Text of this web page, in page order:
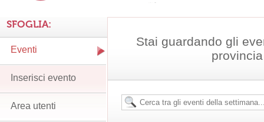
Stai guardando gli
SFOGLIA:
Eventi
Inserisci evento
Area utenti